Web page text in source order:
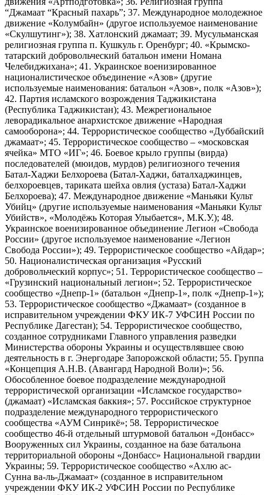
“Джамаат “Красный пахарь”; 37. Международное молодежное
движение «Колумбайн» (другое используемое наименование
«Скулшутинг»); 38. Хатлонский джамаат; 39. Мусульманская
религиозная группа п. Кушкуль г. Оренбург; 40. «Крымско-
татарский добровольческий батальон имени Номана
Челебиджихана»; 41. Украинское военизированное
националистическое объединение «Азов» (другие
используемые наименования: батальон «Азов», полк «Азов»);
42. Партия исламского возрождения Таджикистана
(Республика Таджикистан); 43. Межрегиональное
леворадикальное анархистское движение «Народная
самооборона»; 44. Террористическое сообщество «Дуббайский
джамаат»; 45. Террористическое сообщество – «московская
ячейка» МТО «ИГ»; 46. Боевое крыло группы (вирда)
последователей (мюидов, мурдов) религиозного течения
Батал-Хаджи Белхороева (Батал-Хаджи, баталхаджинцев,
белхороевцев, тариката шейха овлия (устаза) Батал-Хаджи
Белхороева); 47. Международное движение «Маньяки Культ
Убийц» (другие используемые наименования «Маньяки Культ
Убийств», «Молодёжь Которая Улыбается», М.К.У.); 48.
Украинское военизированное объединение Легион «Свобода
России» (другое используемое наименование «Легион
Свобода России»); 49. Террористическое сообщество «Айдар»;
50. Националистическая организация «Русский
добровольческий корпус»; 51. Террористическое сообщество –
«Грузинский национальный легион»; 52. Террористическое
сообщество «Днепр-1» (батальон «Днепр-1», полк «Днепр-1»);
53. Террористическое сообщество «Джамаат» (созданное в
исправительном учреждении ФКУ ИК-7 УФСИН России по
Республике Дагестан); 54. Террористическое сообщество,
созданное сотрудниками Главного управления разведки
Министерства обороны Украины и осуществлявшее свою
деятельность в г. Энергодаре Запорожской области; 55. Группа
«Концепция А.Н.В. (Авангард Народной Воли)»; 56.
Обособленное боевое подразделение международной
террористической организации «Исламское государство»
(джамаат) «Исламская баккия»; 57. Российское структурное
подразделение международного террористического
сообщества «АУМ Синрикё»; 58. Террористическое
сообщество 46-й отдельный штурмовой батальон «Донбасс»
Вооруженных сил Украины, созданное на базе батальона
территориальной обороны «Донбасс» Национальной гвардии
Украины; 59. Террористическое сообщество «Ахлю ас-
Сунна ва-ль-Джамаат» (созданное в исправительном
учреждении ФКУ ИК-2 УФСИН России по Республике